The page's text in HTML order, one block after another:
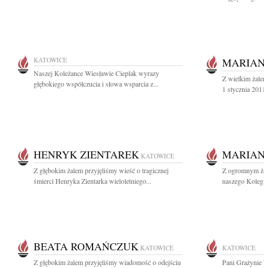
KATOWICE
Naszej Koleżance Wiesławie Cieplak wyrazy
głębokiego współczucia i słowa wsparcia z...
Z wielkim
1 stycznia
HENRYK ZIENTAREK KATOWICE
Z głębokim żalem przyjęliśmy wieść o tragicznej
śmierci Henryka Zientarka wieloletniego...
Z ogromnym
naszego
BEATA ROMAŃCZUK KATOWICE
Z głębokim żalem przyjęliśmy wiadomość o odejściu
KATOWICE
Pani Grażynie